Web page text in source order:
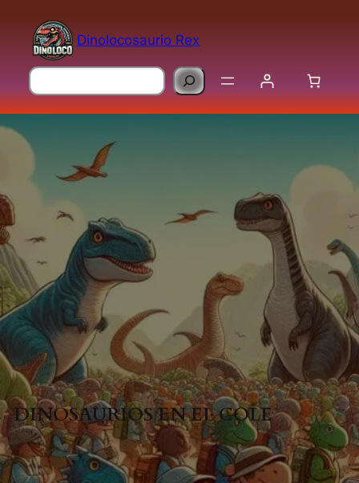
contenido
Dinolocosaurio Rex
Buscar
DINOSAURIOS EN EL COLE